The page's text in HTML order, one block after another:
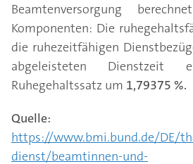
Beamtenversorgung
Komponenten: Die
die ruhezeitfähigen
abgeleisteten
Ruhegehaltssatz um 1,79375 %.
Quelle:
https://www.bmi.bund.de/DE/
dienst/beamtinnen-und-